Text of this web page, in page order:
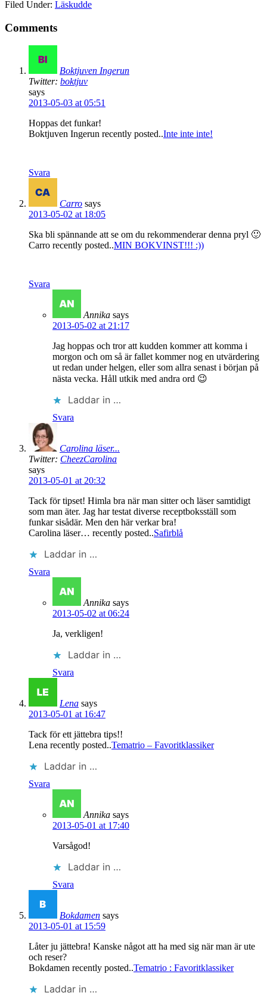
Filed Under: Läskudde
Comments
Boktjuven Ingerun
Twitter: boktjuv
says
2013-05-03 at 05:51
Hoppas det funkar!
Boktjuven Ingerun recently posted..Inte inte inte!
Svara
Carro says
2013-05-02 at 18:05
Ska bli spännande att se om du rekommenderar denna pryl 🙂
Carro recently posted..MIN BOKVINST!!! :))
Svara
Annika says
2013-05-02 at 21:17
Jag hoppas och tror att kudden kommer att komma i
morgon och om så är fallet kommer nog en utvärdering
ut redan under helgen, eller som allra senast i början på
nästa vecka. Håll utkik med andra ord 😉
Laddar in …
Svara
Carolina läser...
Twitter: CheezCarolina
says
2013-05-01 at 20:32
Tack för tipset! Himla bra när man sitter och läser samtidigt
som man äter. Jag har testat diverse receptboksställ som
funkar sisådär. Men den här verkar bra!
Carolina läser… recently posted..Safirblå
Laddar in …
Svara
Annika says
2013-05-02 at 06:24
Ja, verkligen!
Laddar in …
Svara
Lena says
2013-05-01 at 16:47
Tack för ett jättebra tips!!
Lena recently posted..Tematrio – Favoritklassiker
Laddar in …
Svara
Annika says
2013-05-01 at 17:40
Varsågod!
Laddar in …
Svara
Bokdamen says
2013-05-01 at 15:59
Låter ju jättebra! Kanske något att ha med sig när man är ute
och reser?
Bokdamen recently posted..Tematrio : Favoritklassiker
Laddar in …